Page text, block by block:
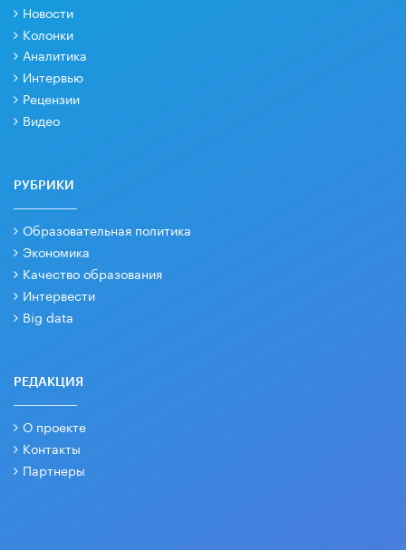
Новости
Колонки
Аналитика
Интервью
Рецензии
Видео
РУБРИКИ
Образовательная политика
Экономика
Качество образования
Интервести
Big data
РЕДАКЦИЯ
О проекте
Контакты
Партнеры